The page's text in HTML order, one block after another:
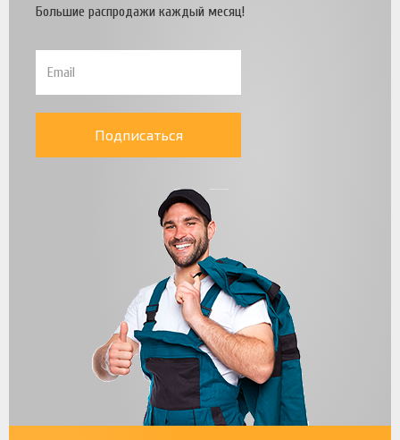
Большие распродажи каждый месяц!
Подписаться